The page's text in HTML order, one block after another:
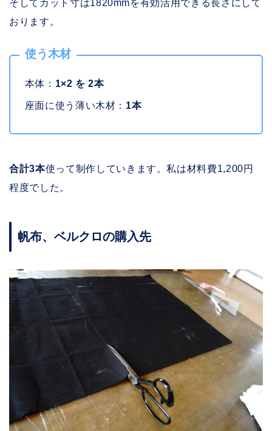
そしてカット寸は1820mmを有効活用できる長さにして
おります。
使う木材
本体： 1×2 を 2本
座面に使う薄い木材： 1本
合計3本使って制作していきます。私は材料費1,200円
程度でした。
帆布、ベルクロの購入先